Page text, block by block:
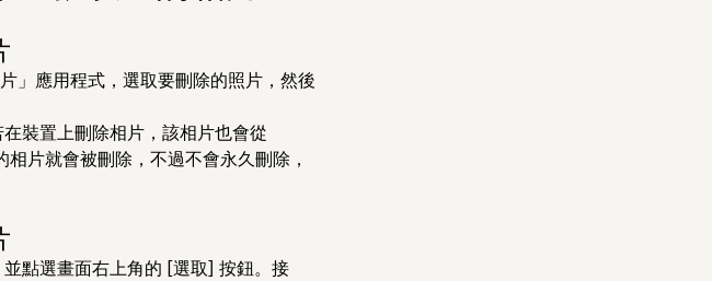
」應用程式，選取要刪除的照片，然後
裝置上刪除相片，該相片也會從
相片就會被刪除，不過不會永久刪除，
點選畫面右上角的 [選取] 按鈕。接